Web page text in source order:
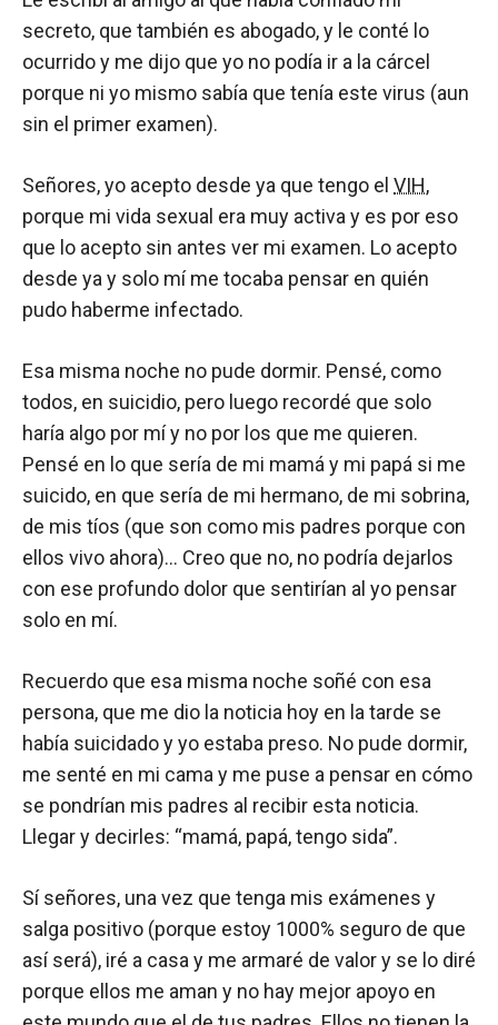
secreto, que también es abogado, y le conté lo
ocurrido y me dijo que yo no podía ir a la cárcel
porque ni yo mismo sabía que tenía este virus (aun
sin el primer examen).
Señores, yo acepto desde ya que tengo el VIH,
porque mi vida sexual era muy activa y es por eso
que lo acepto sin antes ver mi examen. Lo acepto
desde ya y solo mí me tocaba pensar en quién
pudo haberme infectado.
Esa misma noche no pude dormir. Pensé, como
todos, en suicidio, pero luego recordé que solo
haría algo por mí y no por los que me quieren.
Pensé en lo que sería de mi mamá y mi papá si me
suicido, en que sería de mi hermano, de mi sobrina,
de mis tíos (que son como mis padres porque con
ellos vivo ahora)… Creo que no, no podría dejarlos
con ese profundo dolor que sentirían al yo pensar
solo en mí.
Recuerdo que esa misma noche soñé con esa
persona, que me dio la noticia hoy en la tarde se
había suicidado y yo estaba preso. No pude dormir,
me senté en mi cama y me puse a pensar en cómo
se pondrían mis padres al recibir esta noticia.
Llegar y decirles: “mamá, papá, tengo sida”.
Sí señores, una vez que tenga mis exámenes y
salga positivo (porque estoy 1000% seguro de que
así será), iré a casa y me armaré de valor y se lo diré
porque ellos me aman y no hay mejor apoyo en